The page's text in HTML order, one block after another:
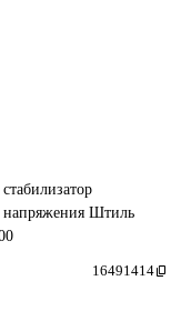
напряжения Штиль
16491414